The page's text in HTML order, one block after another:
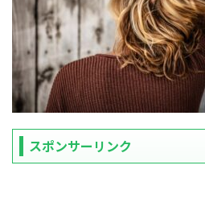
スポンサーリンク